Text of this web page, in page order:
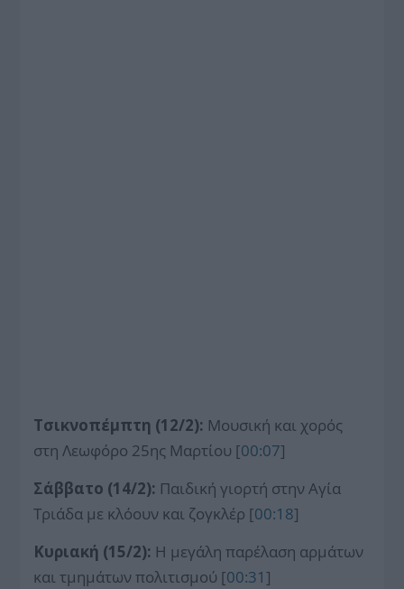
Τσικνοπέμπτη (12/2): Μουσική και χορός
στη Λεωφόρο 25ης Μαρτίου [00:07]
Σάββατο (14/2): Παιδική γιορτή στην Αγία
Τριάδα με κλόουν και ζογκλέρ [00:18]
Κυριακή (15/2): Η μεγάλη παρέλαση αρμάτων
και τμημάτων πολιτισμού [00:31]